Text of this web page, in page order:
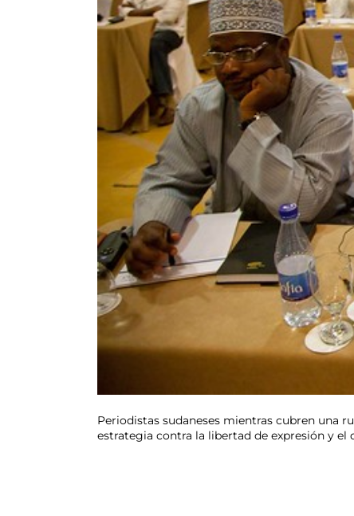
Periodistas sudaneses mientras cubren una
estrategia contra la libertad de expresión y el